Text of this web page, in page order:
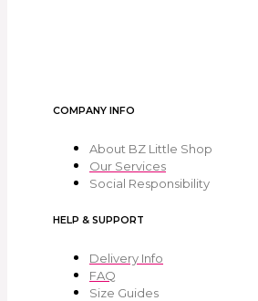
COMPANY INFO
About BZ Little Shop
Our Services
Social Responsibility
HELP & SUPPORT
Delivery Info
FAQ
Size Guides